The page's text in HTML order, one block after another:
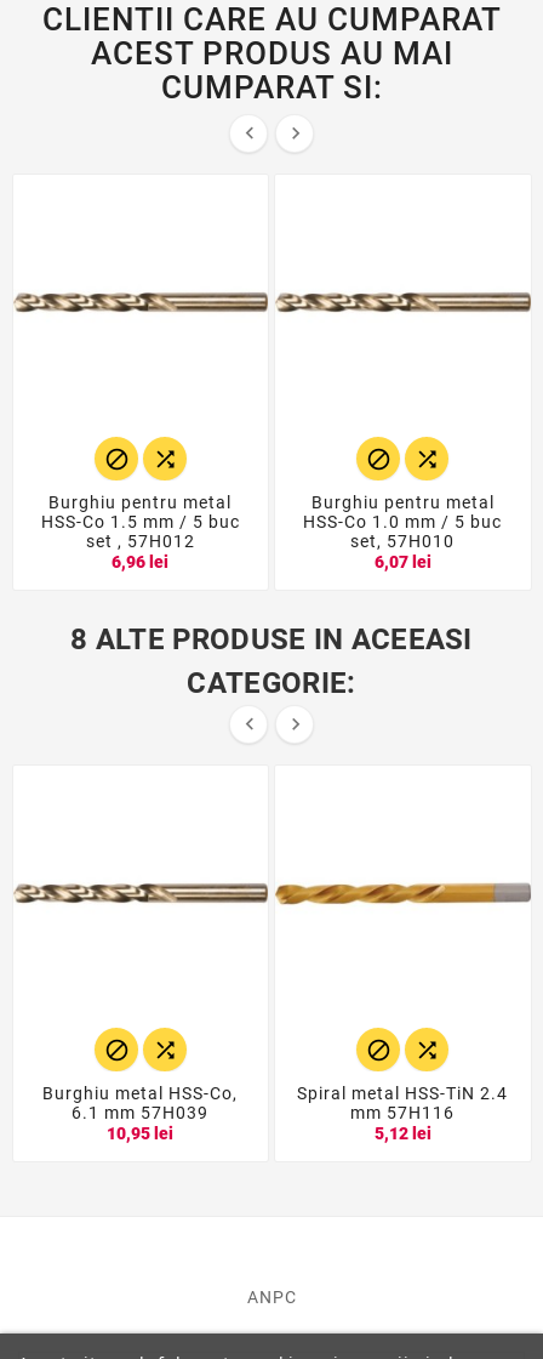
CLIENTII CARE AU CUMPARAT
ACEST PRODUS AU MAI
CUMPARAT SI:
 
 
Burghiu pentru metal
HSS-Co 1.5 mm / 5 buc
set , 57H012
6,96 lei
 
Burghiu pentru metal
HSS-Co 1.0 mm / 5 buc
set, 57H010
6,07 lei
8 ALTE PRODUSE IN ACEEASI
CATEGORIE:
 
 
Burghiu metal HSS-Co,
6.1 mm 57H039
10,95 lei
 
Spiral metal HSS-TiN 2.4
mm 57H116
5,12 lei
ANPC